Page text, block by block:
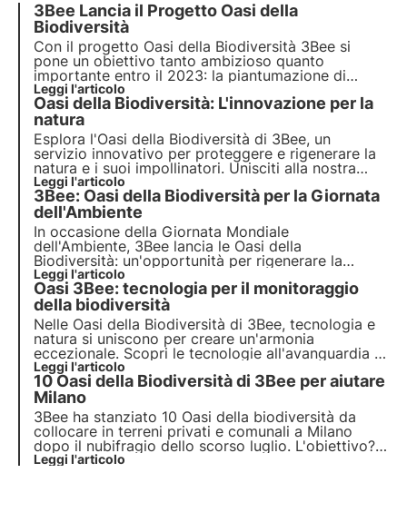
3Bee Lancia il Progetto Oasi della
Biodiversità
Con il progetto Oasi della Biodiversità 3Bee si
pone un obiettivo tanto ambizioso quanto
importante entro il 2023: la piantumazione di
100.000 alberi autoctoni
nettare a un equivalente di circa 3.500 alveari,
assorbendo circa 10 mila tonnellate di CO2
all'anno.
Leggi l'articolo
Oasi della Biodiversità: L'innovazione per la
natura
Esplora l'Oasi della Biodiversità di 3Bee, un
servizio innovativo per proteggere e rigenerare la
natura e i suoi impollinatori. Unisciti alla nostra
mission e scopri come la
biodiversitàsi incontrano per creare un futuropiù
verde per le aziende e il pianeta.
Leggi l'articolo
3Bee: Oasi della Biodiversità per la Giornata
dell'Ambiente
In occasione della Giornata Mondiale
dell'Ambiente, 3Bee lancia le Oasi della
Biodiversità: un'opportunità per rigenerare la
naturae preservare gli
e scopri come la nostra missione combina
tecnologiaall'avanguardia e
Leggi l'articolo
Oasi 3Bee: tecnologia per il monitoraggio
della biodiversità
Nelle Oasi della Biodiversità di 3Bee, tecnologia e
natura si uniscono per creare un'armonia
eccezionale. Scopri le tecnologie all'avanguardia di
3Bee e il loro ruolo fondamentale nella
rigenerazione degli ecosistemi e della biodiversità
all'interno delle Oasi.
Leggi l'articolo
10 Oasi della Biodiversità di 3Bee per aiutare
Milano
3Bee ha stanziato 10 Oasi della biodiversità da
collocare in terreni privati e comunali a Milano
dopo il nubifragio dello scorso luglio. L'obiettivo?
Creare habitat urbani metodicamente costruiti da
Leggi l'articolo